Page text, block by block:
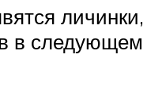
личинки,
в следующем